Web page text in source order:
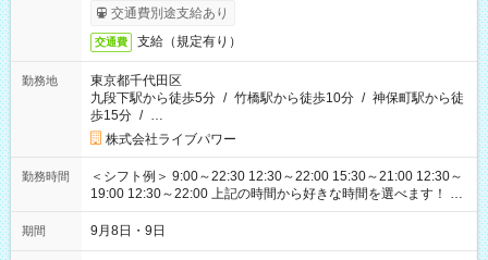
交通費別途支給あり
交通費 支給（規定有り）
勤務地
東京都千代田区
九段下駅から徒歩5分 / 竹橋駅から徒歩10分 / 神保町駅から徒
歩15分 / …
株式会社ライブパワー
勤務時間
＜シフト例＞ 9:00～22:30 12:30～22:00 15:30～21:00 12:30～
19:00 12:30～22:00 上記の時間から好きな時間を選べます！ ※
時間は変更となる可能性があります
期間 9月8日・9日